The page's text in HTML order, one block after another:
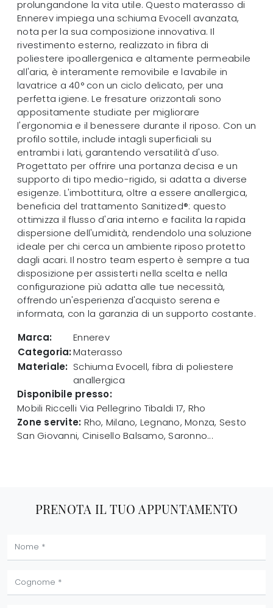
prolungandone la vita utile. Questo materasso di
Ennerev impiega una schiuma Evocell avanzata,
nota per la sua composizione innovativa. Il
rivestimento esterno, realizzato in fibra di
poliestere ipoallergenica e altamente permeabile
all'aria, è interamente removibile e lavabile in
lavatrice a 40° con un ciclo delicato, per una
perfetta igiene. Le fresature orizzontali sono
appositamente studiate per migliorare
l'ergonomia e il benessere durante il riposo. Con un
profilo sottile, include intagli superficiali su
entrambi i lati, garantendo versatilità d'uso.
Progettato per offrire una portanza decisa e un
supporto di tipo medio-rigido, si adatta a diverse
esigenze. L'imbottitura, oltre a essere anallergica,
beneficia del trattamento Sanitized®: questo
ottimizza il flusso d'aria interno e facilita la rapida
dispersione dell'umidità, rendendolo una soluzione
ideale per chi cerca un ambiente riposo protetto
dagli acari. Il nostro team esperto è sempre a tua
disposizione per assisterti nella scelta e nella
configurazione più adatta alle tue necessità,
offrendo un'esperienza d'acquisto serena e
informata, con la garanzia di un supporto costante.
Marca:
Ennerev
Categoria:Materasso
Materiale: Schiuma Evocell, fibra di poliestere
anallergica
Disponibile presso:
Mobili Riccelli Via Pellegrino Tibaldi 17, Rho
Zone servite: Rho, Milano, Legnano, Monza, Sesto
San Giovanni, Cinisello Balsamo, Saronno...
PRENOTA IL TUO APPUNTAMENTO